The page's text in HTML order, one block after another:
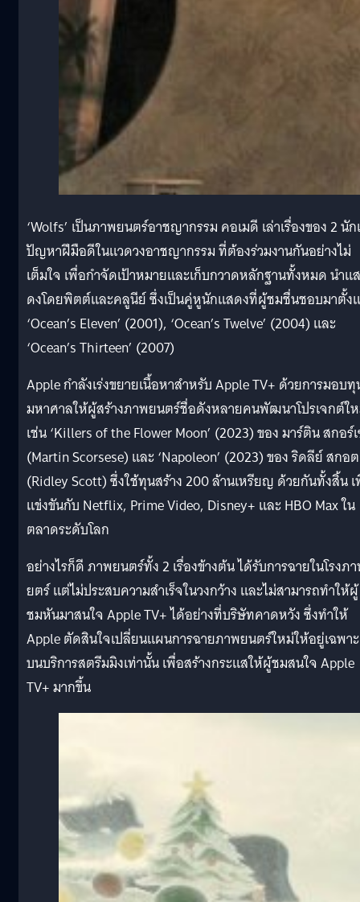
‘Wolfs’ เป็นภาพยนตร์อาชญากรรม คอเมดี เล่าเรื่องของ 2 นั
ปัญหาฝีมือดีในแวดวงอาชญากรรม ที่ต้องร่วมงานกันอย่างไม่
เต็มใจ เพื่อกำจัดเป้าหมายและเก็บกวาดหลักฐานทั้งหมด นำแส
ดงโดยพิตต์และคลูนีย์ ซึ่งเป็นคู่หูนักแสดงที่ผู้ชมชื่นชอบมาตั้ง
‘Ocean’s Eleven’ (2001), ‘Ocean’s Twelve’ (2004) และ
‘Ocean’s Thirteen’ (2007)
Apple กำลังเร่งขยายเนื้อหาสำหรับ Apple TV+ ด้วยการมอบ
มหาศาลให้ผู้สร้างภาพยนตร์ชื่อดังหลายคนพัฒนาโปรเจกต์ใ
เช่น ‘Killers of the Flower Moon’ (2023) ของ มาร์ติน สกอร์
(Martin Scorsese) และ ‘Napoleon’ (2023) ของ ริดลีย์ สกอ
(Ridley Scott) ซึ่งใช้ทุนสร้าง 200 ล้านเหรียญ ด้วยกันทั้งสิ้น
แข่งขันกับ Netflix, Prime Video, Disney+ และ HBO Max ใน
ตลาดระดับโลก
อย่างไรก็ดี ภาพยนตร์ทั้ง 2 เรื่องข้างต้น ได้รับการฉายในโรงภ
ยตร์ แต่ไม่ประสบความสำเร็จในวงกว้าง และไม่สามารถทำให้ผู้
ชมหันมาสนใจ Apple TV+ ได้อย่างที่บริษัทคาดหวัง ซึ่งทำให้
Apple ตัดสินใจเปลี่ยนแผนการฉายภาพยนตร์ใหม่ให้อยู่เฉพาะ
บนบริการสตรีมมิงเท่านั้น เพื่อสร้างกระแสให้ผู้ชมสนใจ Apple
TV+ มากขึ้น